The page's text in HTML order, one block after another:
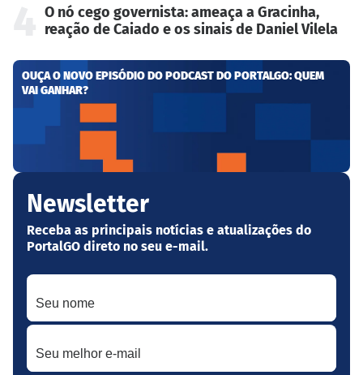
O nó cego governista: ameaça a Gracinha,
reação de Caiado e os sinais de Daniel Vilela
OUÇA O NOVO EPISÓDIO DO PODCAST DO PORTALGO: QUEM
VAI GANHAR?
Newsletter
Receba as principais notícias e atualizações do
PortalGO direto no seu e-mail.
Seu nome
Seu melhor e-mail